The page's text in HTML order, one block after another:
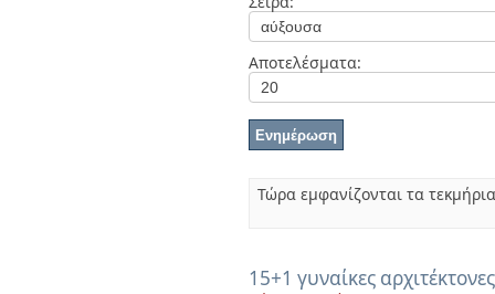
Αποτελέσματα:
Τώρα εμφανίζονται τα
15+1 γυναίκες